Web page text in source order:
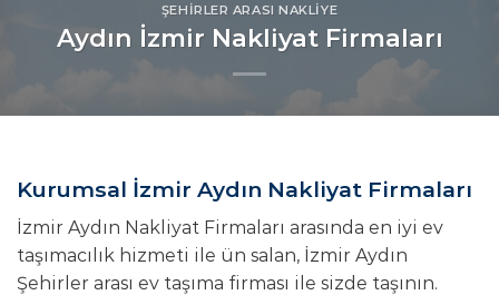
ŞEHIRLER ARASI NAKLIYE
Aydın İzmir Nakliyat Firmaları
Kurumsal İzmir Aydın Nakliyat Firmaları
İzmir Aydın Nakliyat Firmaları arasında en iyi ev
taşımacılık hizmeti ile ün salan, İzmir Aydın
Şehirler arası ev taşıma firması ile sizde taşının.